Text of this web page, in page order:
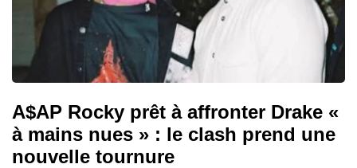
A$AP Rocky prêt à affronter Drake «
à mains nues » : le clash prend une
nouvelle tournure